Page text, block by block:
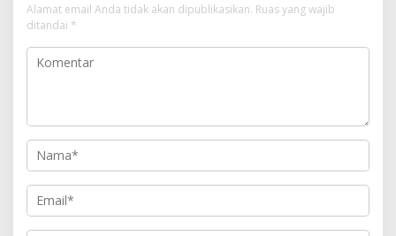
Alamat email Anda tidak akan dipublikasikan. Ruas yang wajib
ditandai *